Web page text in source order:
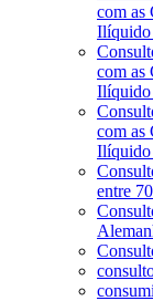
com as
Ilíquido
com as
Ilíquido
com as
Ilíquido
entre